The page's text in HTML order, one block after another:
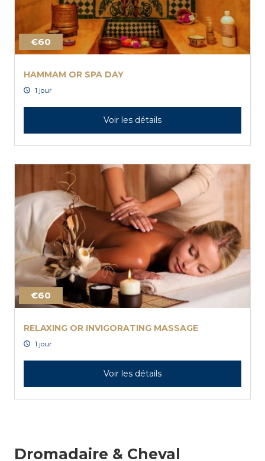
€60
HAMMAM OR SPA DAY
1 jour
Voir les détails
€60
RELAXING OR INVIGORATING MASSAGE
1 jour
Voir les détails
Dromadaire & Cheval